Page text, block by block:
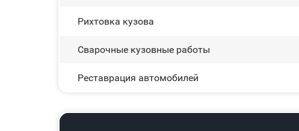
Рихтовка кузова
Сварочные кузовные работы
Реставрация автомобилей